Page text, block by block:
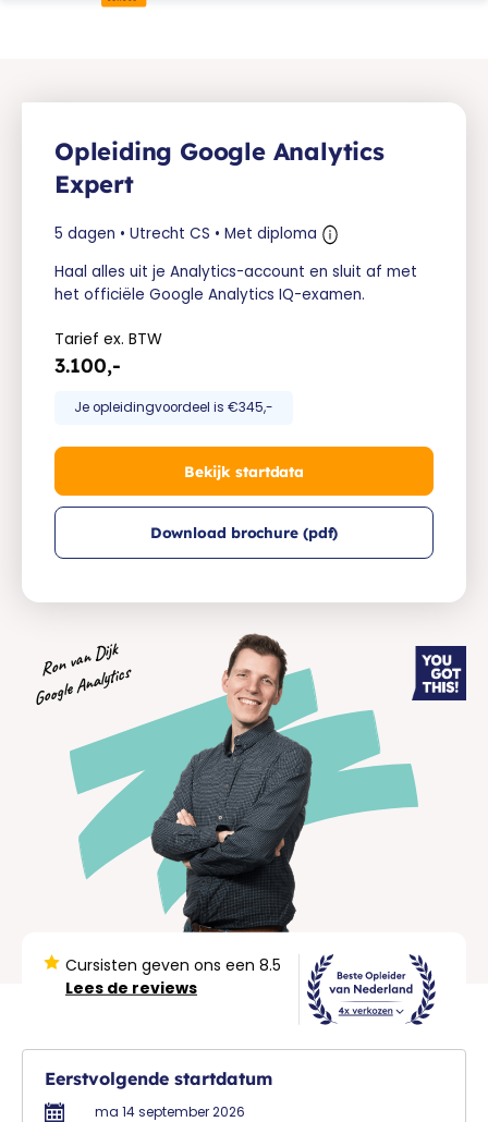
Opleiding Google Analytics
Expert
5 dagen • Utrecht CS • Met diploma
Haal alles uit je Analytics-account en sluit af met
het officiële Google Analytics IQ-examen.
Tarief ex. BTW
3.100,-
Je opleidingvoordeel is €345,-
Bekijk startdata
Download brochure (pdf)
Ron van Dijk
Google Analytics
Cursisten geven ons een 8.5
Lees de reviews
Eerstvolgende startdatum
ma 14 september 2026